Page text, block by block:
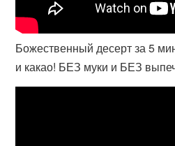
Божественный десерт за 5
и какао! БЕЗ муки и БЕЗ